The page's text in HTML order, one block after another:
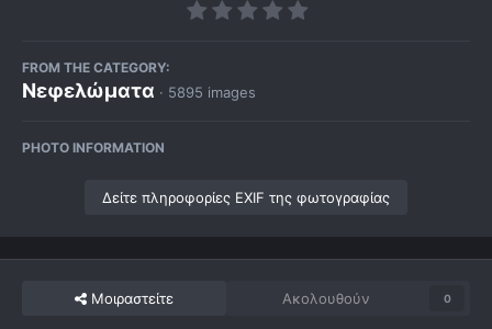
FROM THE CATEGORY:
Νεφελώματα · 5895 images
PHOTO INFORMATION
Δείτε πληροφορίες EXIF της φωτογραφίας
Μοιραστείτε Ακολουθούν 0